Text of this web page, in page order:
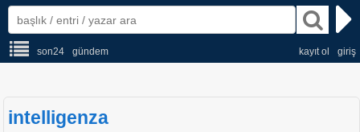
son24 gündem giriş
kayıt ol
intelligenza